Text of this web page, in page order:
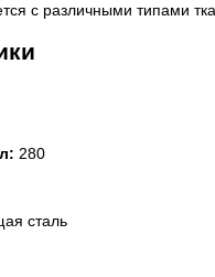
с различными типами
280
сталь